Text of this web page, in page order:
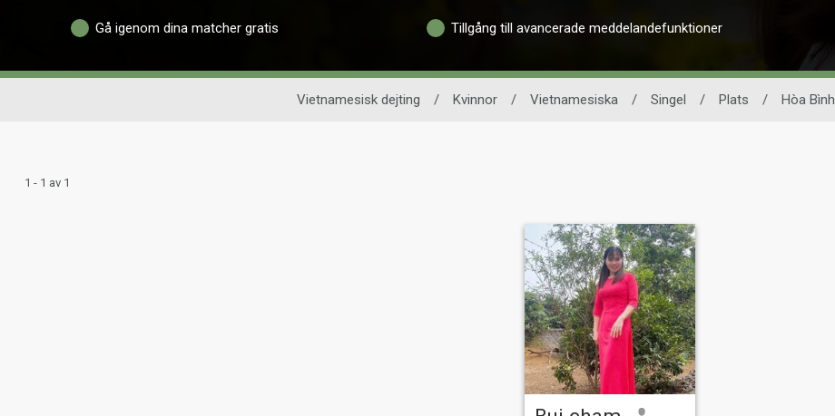
Gå igenom dina matcher gratis Tillgång till avancerade meddelandefunktioner
Vietnamesisk dejting / Kvinnor / Vietnamesiska / Singel / Plats / Hòa Bình
1 - 1 av 1